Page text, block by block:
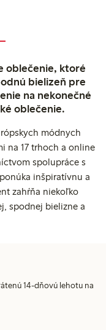
oblečenie, ktoré
bielizeň pre
na nekonečné
oblečenie.
módnych
na 17 trhoch a online
spolupráce s
inšpiratívnu a
zahŕňa niekoľko
spodnej bielizne a
14-dňovú lehotu na